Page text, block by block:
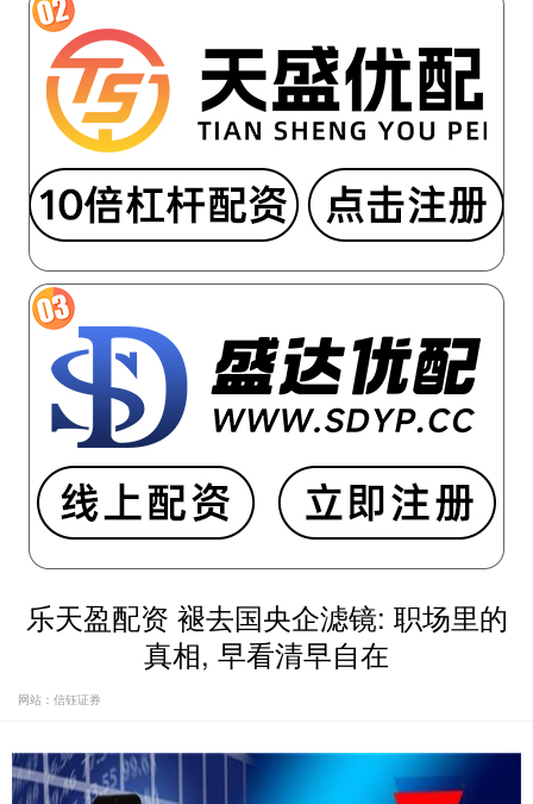
乐天盈配资 褪去国央企滤镜: 职场里的
真相, 早看清早自在
网站：信钰证券